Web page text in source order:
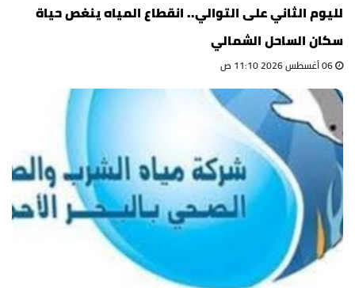
لليوم الثاني على التوالي.. انقطاع المياه ينغص حياة
سكان الساحل الشمالي